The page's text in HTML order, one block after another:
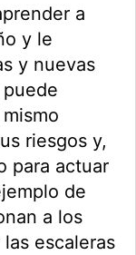
a
y le
y nuevas
riesgos y,
para actuar
de
a los
las escaleras